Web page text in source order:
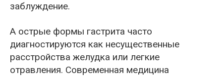
заблуждение.
А острые формы гастрита часто
диагностируются как несущественные
расстройства желудка или легкие
отравления. Современная медицина